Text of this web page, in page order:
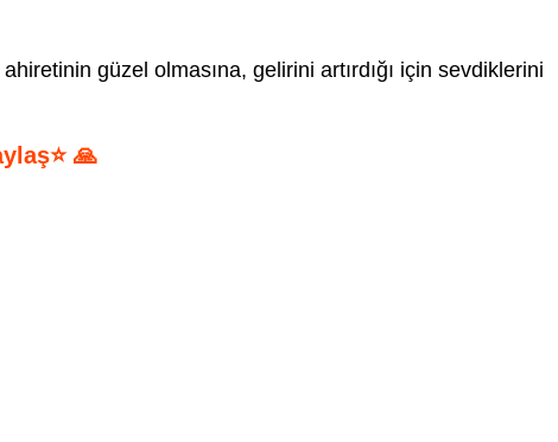
güzel olmasına, gelirini artırdığı için sevdiklerini
🙏